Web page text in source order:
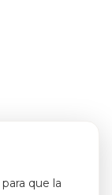
que la